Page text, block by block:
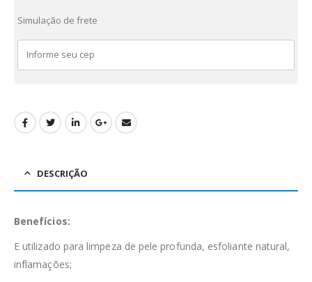
Simulação de frete
DESCRIÇÃO
Benefícios:
E utilizado para limpeza de pele profunda, esfoliante natural,
inflamações;